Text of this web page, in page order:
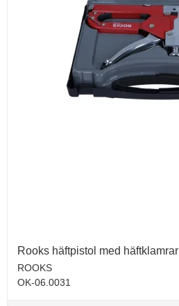
Rooks häftpistol med häftklamrar
ROOKS
OK-06.0031